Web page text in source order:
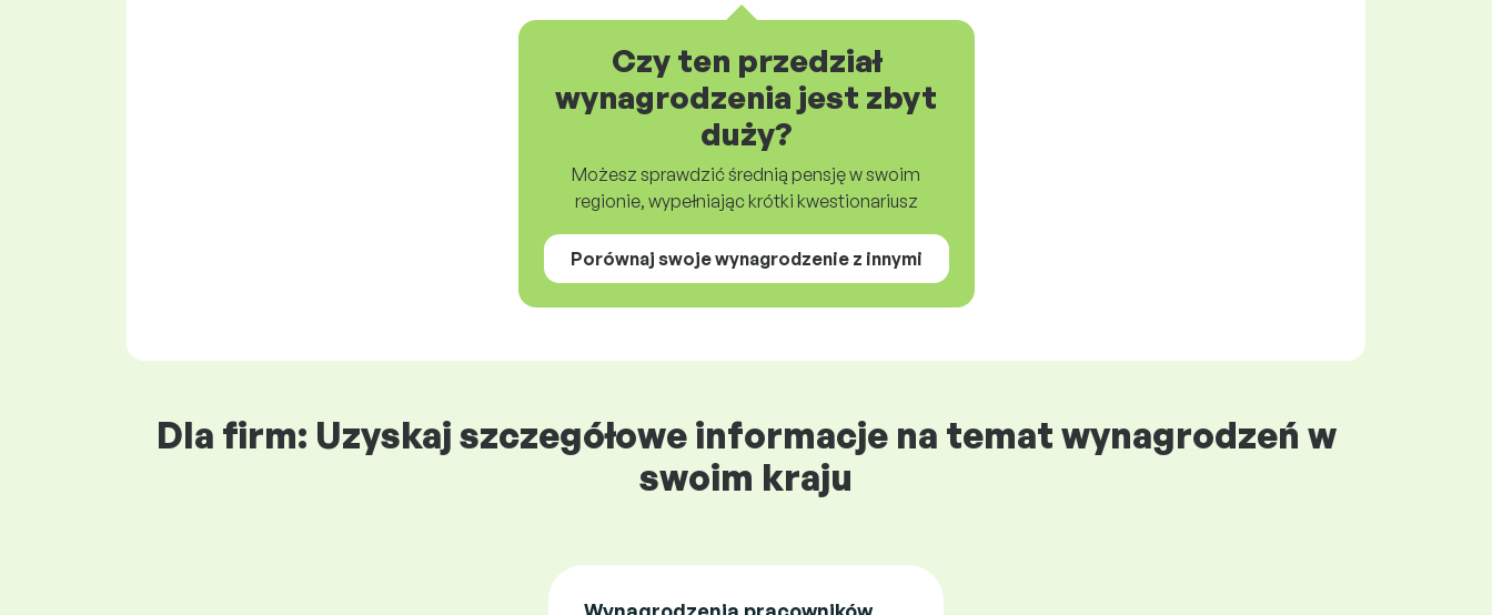
Czy ten przedział
wynagrodzenia jest zbyt
duży?
Możesz sprawdzić średnią pensję w swoim
regionie, wypełniając krótki kwestionariusz
Porównaj swoje wynagrodzenie z innymi
Dla firm: Uzyskaj szczegółowe informacje na temat wynagrodzeń w
swoim kraju